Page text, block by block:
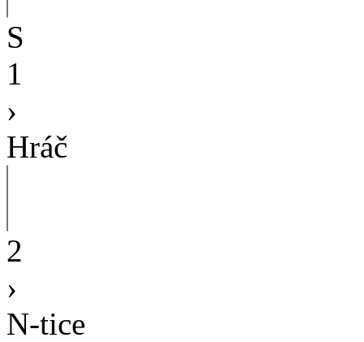
S
1
›
Hráč
2
›
N-tice